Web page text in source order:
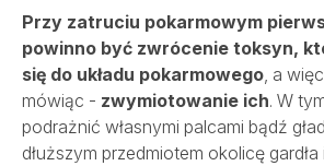
Przy zatruciu pokarmowym
powinno być zwrócenie toksyn,
się do układu pokarmowego, a
mówiąc - zwymiotowanie ich. W
podrażnić własnymi palcami bądź
dłuższym przedmiotem okolicę gardła